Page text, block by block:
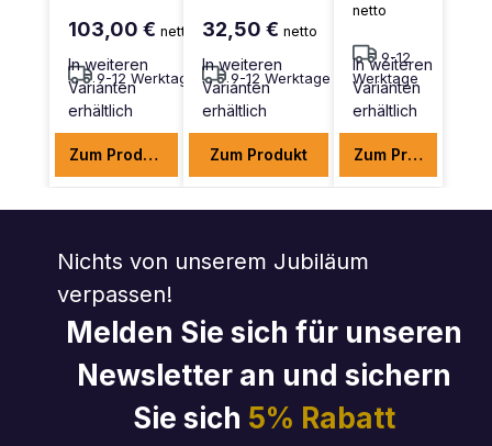
103,00 € netto
9-12 Werktage
In weiteren
Varianten
erhältlich
Zum Produkt
32,50 € netto
9-12 Werktage
In weiteren
Varianten
erhältlich
Zum Produkt
netto
9-12
Werktage
In weiteren
Varianten
erhältlich
Zum Produkt
Nichts von unserem Jubiläum
verpassen!
Melden Sie sich für unseren
Newsletter an und sichern
Sie sich 5% Rabatt